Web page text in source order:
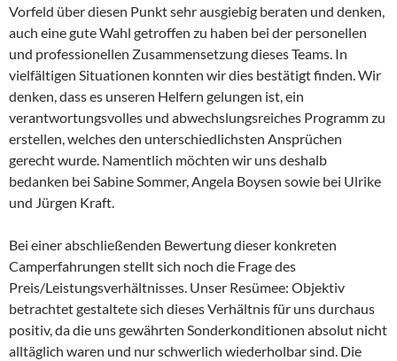
Vorfeld über diesen Punkt sehr ausgiebig beraten und denken,
auch eine gute Wahl getroffen zu haben bei der personellen
und professionellen Zusammensetzung dieses Teams. In
vielfältigen Situationen konnten wir dies bestätigt finden. Wir
denken, dass es unseren Helfern gelungen ist, ein
verantwortungsvolles und abwechslungsreiches Programm zu
erstellen, welches den unterschiedlichsten Ansprüchen
gerecht wurde. Namentlich möchten wir uns deshalb
bedanken bei Sabine Sommer, Angela Boysen sowie bei Ulrike
und Jürgen Kraft.
Bei einer abschließenden Bewertung dieser konkreten
Camperfahrungen stellt sich noch die Frage des
Preis/Leistungsverhältnisses. Unser Resümee: Objektiv
betrachtet gestaltete sich dieses Verhältnis für uns durchaus
positiv, da die uns gewährten Sonderkonditionen absolut nicht
alltäglich waren und nur schwerlich wiederholbar sind. Die